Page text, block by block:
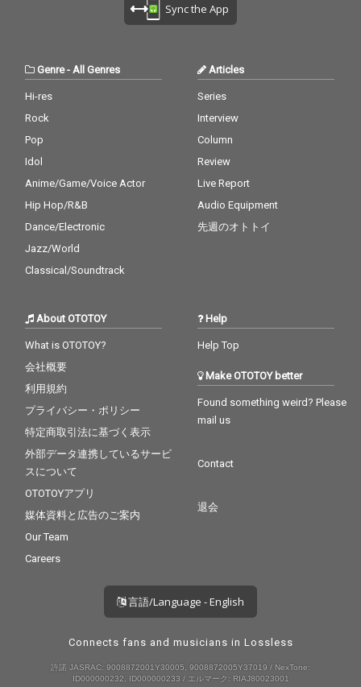
Sync the App
Genre- All Genres
Hi-res
Rock
Pop
Idol
Anime/Game/Voice Actor
Hip Hop/R&B
Dance/Electronic
Jazz/World
Classical/Soundtrack
Articles
Series
Interview
Column
Review
Live Report
Audio Equipment
先週のオトトイ
About OTOTOY
What is OTOTOY?
会社概要
利用規約
プライバシー・ポリシー
特定商取引法に基づく表示
外部データ連携しているサービ
スについて
OTOTOYアプリ
媒体資料と広告のご案内
Our Team
Careers
Help
Help Top
Make OTOTOY better
Found something weird? Please
mail us
Contact
退会
言語/Language - English
Connects fans and musicians in Lossless
許諾 JASRAC: 9008872001Y30005, 9008872005Y37019 / NexTone:
ID000000232, ID000000233 / エルマーク: RIAJ80023001